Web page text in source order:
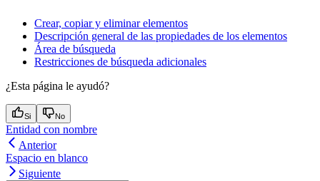
Crear, copiar y eliminar elementos
Descripción general de las propiedades de los elementos
Área de búsqueda
Restricciones de búsqueda adicionales
¿Esta página le ayudó?
Si No
Entidad con nombre
Anterior
Espacio en blanco
Siguiente